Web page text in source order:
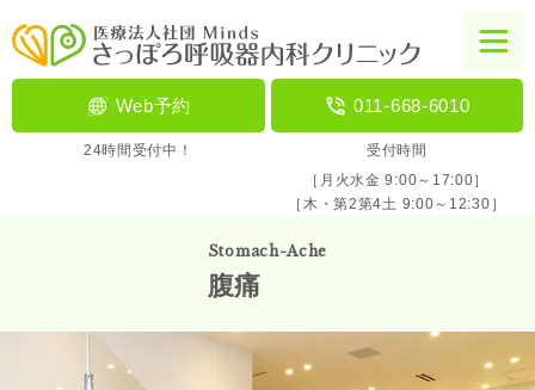
Web予約
24時間受付中！
011-668-6010
受付時間
［月火水金 9:00～17:00］
［木・第2第4土 9:00～12:30］
Stomach-Ache
腹痛